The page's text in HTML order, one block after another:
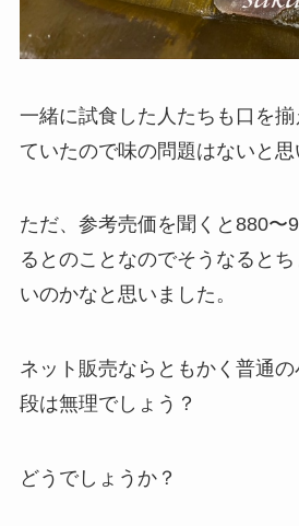
一緒に試食した人たちも口を
ていたので味の問題はないと思
ただ、参考売価を聞くと880〜
るとのことなのでそうなると
いのかなと思いました。
ネット販売ならともかく普通
段は無理でしょう？
どうでしょうか？